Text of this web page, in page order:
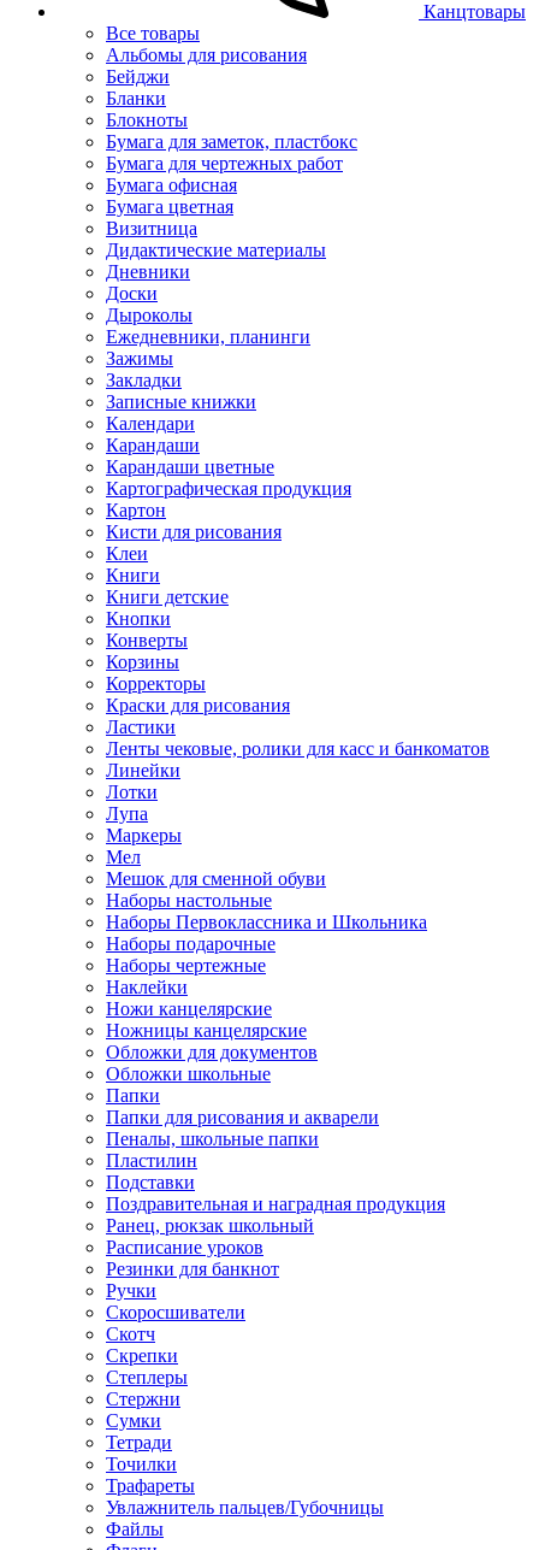
Канцтовары
Все товары
Альбомы для рисования
Бейджи
Бланки
Блокноты
Бумага для заметок, пластбокс
Бумага для чертежных работ
Бумага офисная
Бумага цветная
Визитница
Дидактические материалы
Дневники
Доски
Дыроколы
Ежедневники, планинги
Зажимы
Закладки
Записные книжки
Календари
Карандаши
Карандаши цветные
Картографическая продукция
Картон
Кисти для рисования
Клеи
Книги
Книги детские
Кнопки
Конверты
Корзины
Корректоры
Краски для рисования
Ластики
Ленты чековые, ролики для касс и банкоматов
Линейки
Лотки
Лупа
Маркеры
Мел
Мешок для сменной обуви
Наборы настольные
Наборы Первоклассника и Школьника
Наборы подарочные
Наборы чертежные
Наклейки
Ножи канцелярские
Ножницы канцелярские
Обложки для документов
Обложки школьные
Папки
Папки для рисования и акварели
Пеналы, школьные папки
Пластилин
Подставки
Поздравительная и наградная продукция
Ранец, рюкзак школьный
Расписание уроков
Резинки для банкнот
Ручки
Скоросшиватели
Скотч
Скрепки
Степлеры
Стержни
Сумки
Тетради
Точилки
Трафареты
Увлажнитель пальцев/Губочницы
Файлы